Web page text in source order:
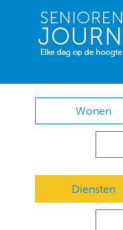
Wonen
Diensten